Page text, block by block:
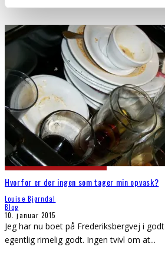
Hvorfor er der ingen som tager min opvask?
Louise Bjørndal
Blog
10. januar 2015
Jeg har nu boet på Frederiksbergvej i
egentlig rimelig godt. Ingen tvivl om at...